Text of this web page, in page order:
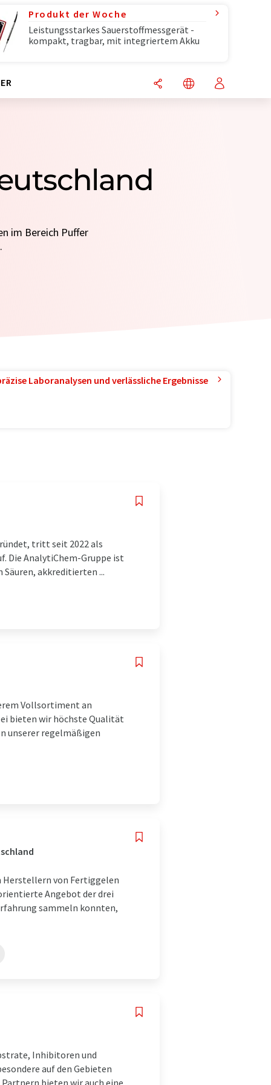
Produkt der Woche
Leistungsstarkes Sauerstoffmessgerät -
kompakt, tragbar, mit integriertem Akku
im Bereich Puffer
Laboranalysen und verlässliche Ergebnisse
tritt seit 2022 als
Die AnalytiChem-Gruppe ist
akkreditierten ...
Vollsortiment an
bieten wir höchste Qualität
unserer regelmäßigen
Herstellern von Fertiggelen
Angebot der drei
sammeln konnten,
Inhibitoren und
auf den Gebieten
bieten wir auch eine